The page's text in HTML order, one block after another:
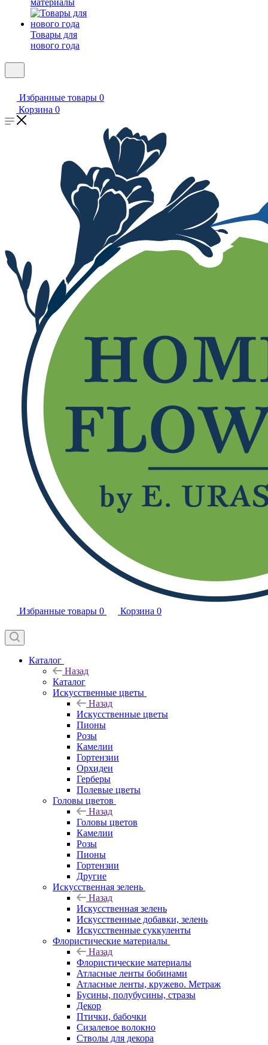
материалы
Товары для
нового года
Избранные товары 0
Корзина 0
Избранные товары 0 Корзина 0
Каталог
Назад
Каталог
Искусственные цветы
Назад
Искусственные цветы
Пионы
Розы
Камелии
Гортензии
Орхидеи
Герберы
Полевые цветы
Головы цветов
Назад
Головы цветов
Камелии
Розы
Пионы
Гортензии
Другие
Искусственная зелень
Назад
Искусственная зелень
Искусственные добавки, зелень
Искусственные суккуленты
Флористические материалы
Назад
Флористические материалы
Атласные ленты бобинами
Атласные ленты, кружево. Метраж
Бусины, полубусины, стразы
Декор
Птички, бабочки
Сизалевое волокно
Стволы для декора